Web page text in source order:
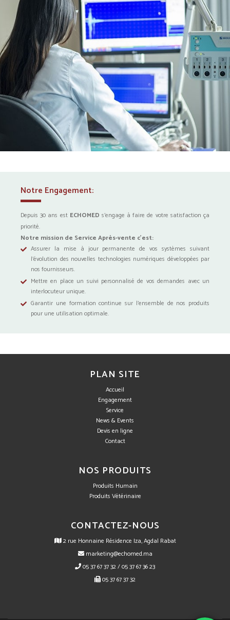
Notre Engagement:
Depuis 30 ans est ECHOMED s’engage à faire de votre satisfaction ça
priorité.
Notre mission de Service Après-vente c’est:
Assurer la mise à jour permanente de vos systèmes suivant
l’évolution des nouvelles technologies numériques développées par
nos fournisseurs.
Mettre en place un suivi personnalisé de vos demandes avec un
interlocuteur unique.
Garantir une formation continue sur l’ensemble de nos produits
pour une utilisation optimale.
PLAN SITE
Accueil
Engagement
Service
News & Events
Devis en ligne
Contact
NOS PRODUITS
Produits Humain
Produits Vétérinaire
CONTACTEZ-NOUS
2 rue Honnaine Résidence Iza, Agdal Rabat
marketing@echomed.ma
05 37 67 37 32 / 05 37 67 36 23
05 37 67 37 32